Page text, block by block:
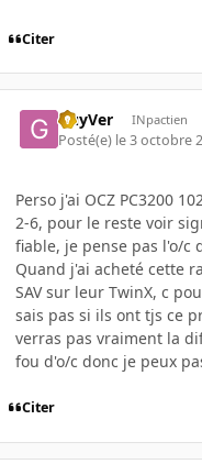
Citer
GuyVer INpactien
Posté(e) le 3 octobre
Perso j'ai OCZ PC3200
2-6, pour le reste voir
fiable, je pense pas l'o/c
Quand j'ai acheté cette
SAV sur leur TwinX, c
sais pas si ils ont tjs ce
verras pas vraiment la
fou d'o/c donc je peux
Citer